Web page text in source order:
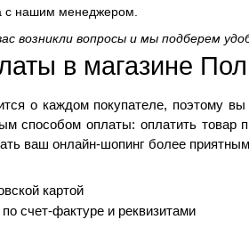
с нашим менеджером.
возникли вопросы и мы подберем
в магазине
о каждом покупателе, поэтому
способом оплаты: оплатить товар
ваш онлайн-шопинг более
картой
счет-фактуре и реквизитами